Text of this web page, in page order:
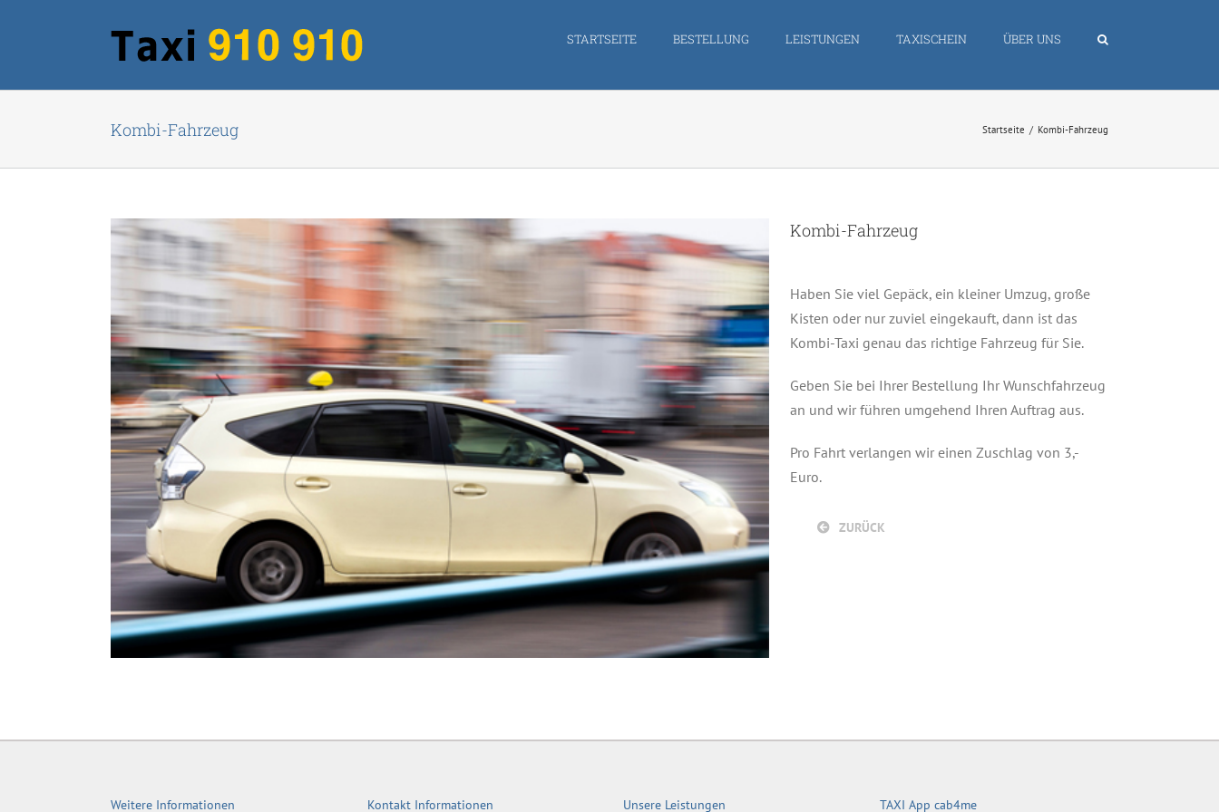
STARTSEITE BESTELLUNG LEISTUNGEN TAXISCHEIN ÜBER UNS
Kombi-Fahrzeug Startseite Kombi-Fahrzeug
Kombi-Fahrzeug
Haben Sie viel Gepäck, ein kleiner Umzug, große
Kisten oder nur zuviel eingekauft, dann ist das
Kombi-Taxi genau das richtige Fahrzeug für Sie.
Geben Sie bei Ihrer Bestellung Ihr Wunschfahrzeug
an und wir führen umgehend Ihren Auftrag aus.
Pro Fahrt verlangen wir einen Zuschlag von 3,-
Euro.
ZURÜCK
Weitere Informationen Kontakt Informationen Unsere Leistungen TAXI App cab4me